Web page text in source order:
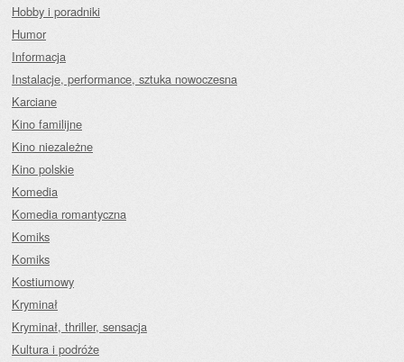
Hobby i poradniki
Humor
Informacja
Instalacje, performance, sztuka nowoczesna
Karciane
Kino familijne
Kino niezależne
Kino polskie
Komedia
Komedia romantyczna
Komiks
Komiks
Kostiumowy
Kryminał
Kryminał, thriller, sensacja
Kultura i podróże